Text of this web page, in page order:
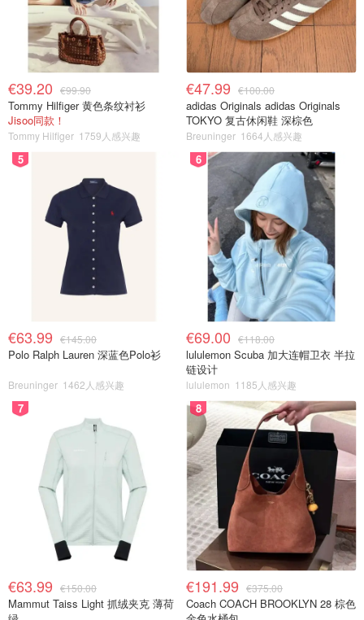
€39.20 €99.90
Tommy Hilfiger 黄色条纹衬衫
Jisoo同款！
Tommy Hilfiger 1759人感兴趣
€47.99 €100.00
adidas Originals adidas Originals
TOKYO 复古休闲鞋 深棕色
Breuninger 1664人感兴趣
5
€63.99 €145.00
Polo Ralph Lauren 深蓝色Polo衫
Breuninger 1462人感兴趣
6
€69.00 €118.00
lululemon Scuba 加大连帽卫衣 半拉
链设计
lululemon 1185人感兴趣
7
€63.99 €150.00
Mammut Taiss Light 抓绒夹克 薄荷
8
€191.99 €375.00
Coach COACH BROOKLYN 28 棕色